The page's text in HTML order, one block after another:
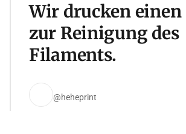
Wir drucken
zur Reinigung des
Filaments.
@heheprint